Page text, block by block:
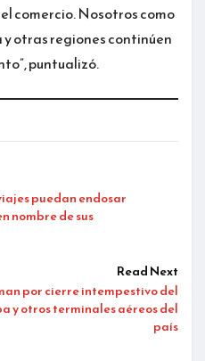
comercio. Nosotros como
otras regiones continúen
puntualizó.
puedan endosar
nombre de sus
Read Next
por cierre intempestivo del
y otros terminales aéreos del
país